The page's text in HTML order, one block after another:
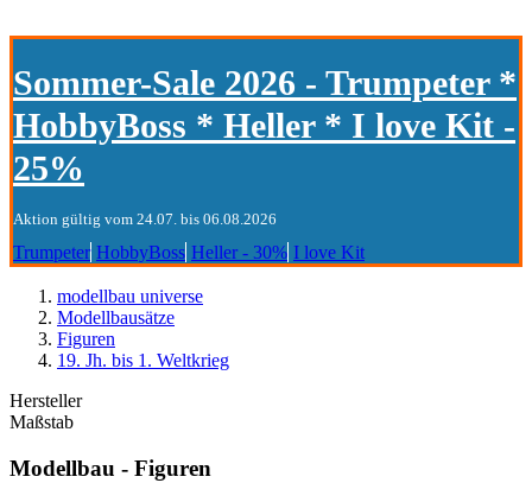
Sommer-Sale 2026 - Trumpeter *
HobbyBoss * Heller * I love Kit -
25%
Aktion gültig vom 24.07. bis 06.08.2026
Trumpeter HobbyBoss Heller - 30% I love Kit
modellbau universe
Modellbausätze
Figuren
19. Jh. bis 1. Weltkrieg
Hersteller
Maßstab
Modellbau - Figuren